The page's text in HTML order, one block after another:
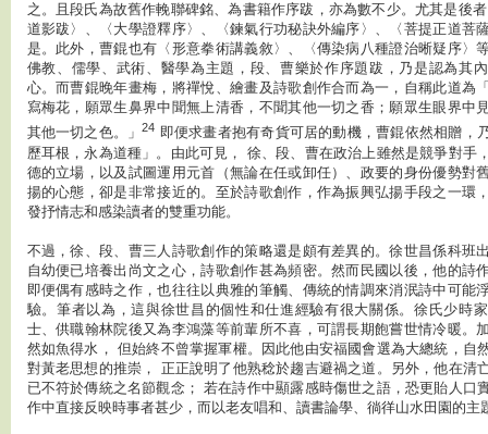
之。且段氏為故舊作輓聯碑銘、為書籍作序跋，亦為數不少。尤其是後
道影跋〉、〈大學證釋序〉、〈鍊氣行功秘訣外編序〉、〈菩提正道菩
是。此外，曹錕也有〈形意拳術講義敘〉、〈傳染病八種證治晰疑序〉
佛教、儒學、武術、醫學為主題，段、曹樂於作序題跋，乃是認為其
心。而曹錕晚年畫梅，將禪悅、繪畫及詩歌創作合而為一，自稱此道為
寫梅花，願眾生鼻界中聞無上清香，不聞其他一切之香；願眾生眼界中
其他一切之色。」24 即便求畫者抱有奇貨可居的動機，曹錕依然相贈，
歷耳根，永為道種」。由此可見， 徐、段、曹在政治上雖然是競爭對手
德的立場，以及試圖運用元首（無論在任或卸任）、政要的身份優勢對
揚的心態，卻是非常接近的。至於詩歌創作，作為振興弘揚手段之一環
發抒情志和感染讀者的雙重功能。
不過，徐、段、曹三人詩歌創作的策略還是頗有差異的。徐世昌係科班
自幼便已培養出尚文之心，詩歌創作甚為頻密。然而民國以後，他的詩
即便偶有感時之作，也往往以典雅的筆觸、傳統的情調來消泯詩中可能
驗。筆者以為，這與徐世昌的個性和仕進經驗有很大關係。徐氏少時
士、供職翰林院後又為李鴻藻等前輩所不喜，可謂長期飽嘗世情冷暖。
然如魚得水， 但始終不曾掌握軍權。因此他由安福國會選為大總統，自
對黃老思想的推崇， 正正說明了他熟稔於趨吉避禍之道。另外，他在清
已不符於傳統之名節觀念； 若在詩作中顯露感時傷世之語，恐更貽人口
作中直接反映時事者甚少，而以老友唱和、讀書論學、徜徉山水田園的主